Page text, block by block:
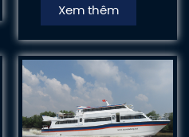
chiếc Cano phản
ứng nhanh Rib 11m
bằng Composite
gắn 8 động cơ
Mercury Verado
Xem thêm